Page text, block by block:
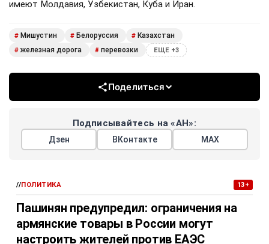
имеют Молдавия, Узбекистан, Куба и Иран.
# Мишустин # Белоруссия # Казахстан
# железная дорога # перевозки ЕЩЕ +3
Поделиться
Подписывайтесь на «АН»:
Дзен ВКонтакте МАХ
//ПОЛИТИКА 13+
Пашинян предупредил: ограничения на
армянские товары в России могут
настроить жителей против ЕАЭС